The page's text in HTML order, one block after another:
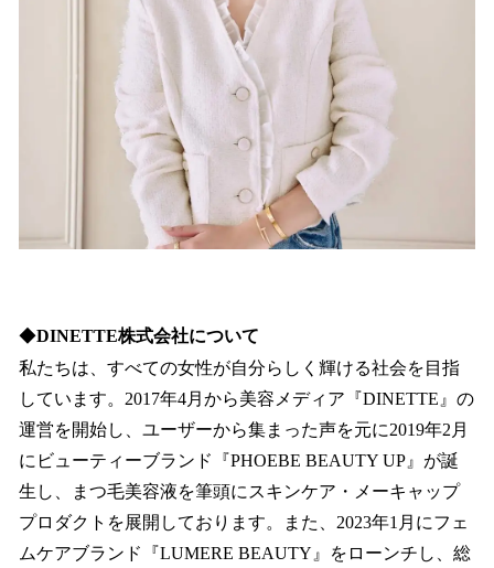
◆DINETTE株式会社について
私たちは、すべての女性が自分らしく輝ける社会を目指
しています。2017年4月から美容メディア『DINETTE』の
運営を開始し、ユーザーから集まった声を元に2019年2月
にビューティーブランド『PHOEBE BEAUTY UP』が誕
生し、まつ毛美容液を筆頭にスキンケア・メーキャップ
プロダクトを展開しております。また、2023年1月にフェ
ムケアブランド『LUMERE BEAUTY』をローンチし、総